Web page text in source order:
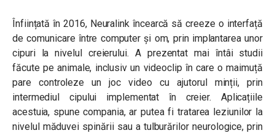
Înființatăîn 2016, Neuralink încearcă să creeze o interfață
de comunicare între computer și om, prin implantarea unor
cipuri la nivelul creierului. A prezentat mai întâi studii
făcute pe animale, inclusiv un videoclip în care o maimuță
pare controleze un joc video cu ajutorul minții, prin
intermediul cipului implementat în creier. Aplicațiile
acestuia, spune compania, ar putea fi tratarea leziunilor la
nivelul măduvei spinării sau a tulburărilor neurologice, prin